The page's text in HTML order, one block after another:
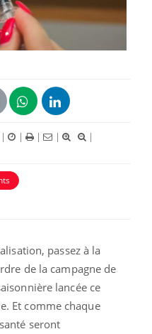
| | | |
|
passez à la
de la campagne de
lancée ce
Et comme chaque
seront